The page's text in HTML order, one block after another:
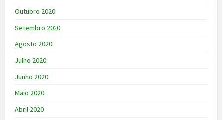
Outubro 2020
Setembro 2020
Agosto 2020
Julho 2020
Junho 2020
Maio 2020
Abril 2020